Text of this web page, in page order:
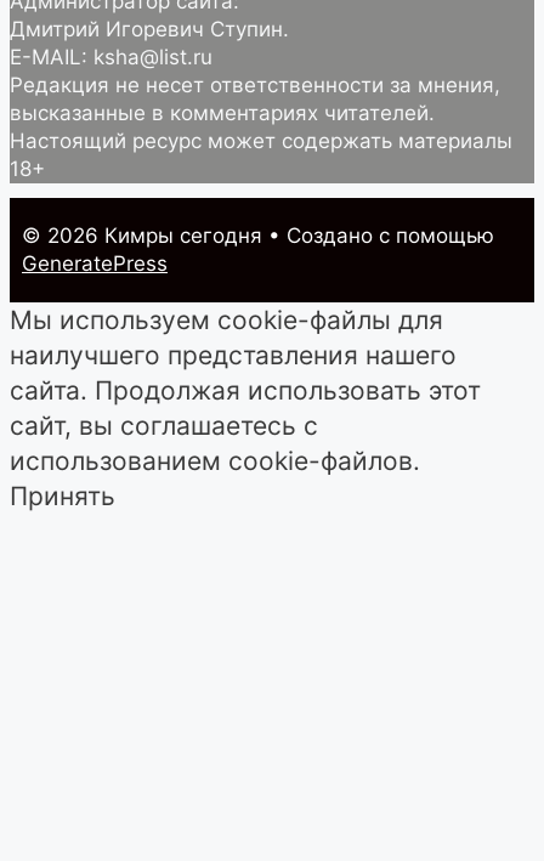
Дмитрий Игоревич Ступин.
E-MAIL: ksha@list.ru
Редакция не несет ответственности за мнения,
высказанные в комментариях читателей.
Настоящий ресурс может содержать материалы
18+
© 2026 Кимры cегодня • Создано с помощью
GeneratePress
Мы используем cookie-файлы для
наилучшего представления нашего
сайта. Продолжая использовать этот
сайт, вы соглашаетесь с
использованием cookie-файлов.
Принять